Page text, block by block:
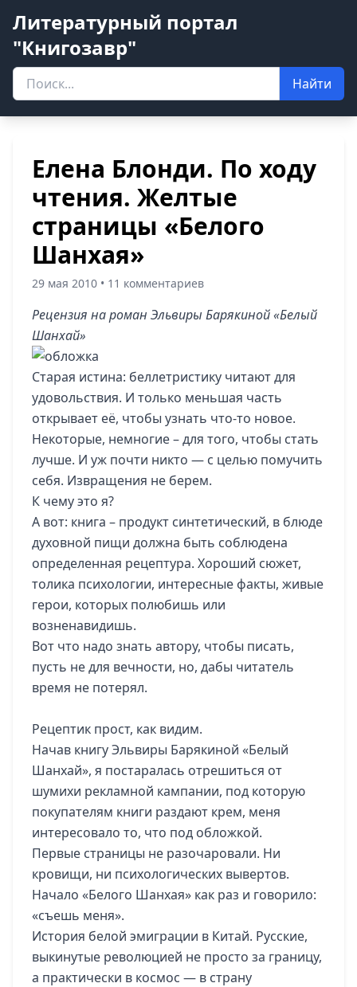
Литературный портал
"Книгозавр"
Найти
Елена Блонди. По ходу
чтения. Желтые
страницы «Белого
Шанхая»
29 мая 2010 • 11 комментариев
Рецензия на роман Эльвиры Барякиной «Белый
Шанхай»
Старая истина: беллетристику читают для
удовольствия. И только меньшая часть
открывает её, чтобы узнать что-то новое.
Некоторые, немногие – для того, чтобы стать
лучше. И уж почти никто — с целью помучить
себя. Извращения не берем.
К чему это я?
А вот: книга – продукт синтетический, в блюде
духовной пищи должна быть соблюдена
определенная рецептура. Хороший сюжет,
толика психологии, интересные факты, живые
герои, которых полюбишь или
возненавидишь.
Вот что надо знать автору, чтобы писать,
пусть не для вечности, но, дабы читатель
время не потерял.
Рецептик прост, как видим.
Начав книгу Эльвиры Барякиной «Белый
Шанхай», я постаралась отрешиться от
шумихи рекламной кампании, под которую
покупателям книги раздают крем, меня
интересовало то, что под обложкой.
Первые страницы не разочаровали. Ни
кровищи, ни психологических вывертов.
Начало «Белого Шанхая» как раз и говорило:
«съешь меня».
История белой эмиграции в Китай. Русские,
выкинутые революцией не просто за границу,
а практически в космос — в страну